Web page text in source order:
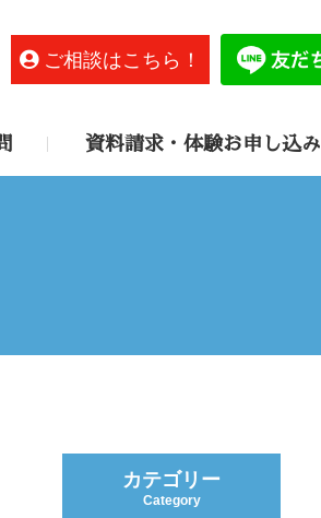
ご相談はこちら！
資料請求・体験お申し込み
カテゴリー
Category